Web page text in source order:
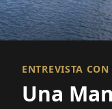
ENTREVISTA
Una